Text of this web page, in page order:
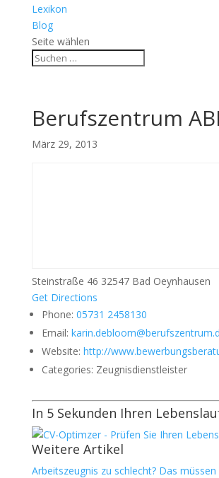
Lexikon
Blog
Seite wählen
Berufszentrum
März 29, 2013
Steinstraße 46 32547 Bad Oeynhausen
Get Directions
Phone: 05731 2458130
Email:
Website: http://
Categories: Zeugnisdienstleister
In 5 Sekunden Ihren
Weitere Artikel
Arbeitszeugnis zu schlecht? Das müssen